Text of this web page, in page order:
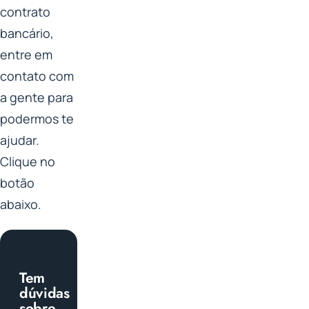
contrato
bancário,
entre em
contato com
a gente para
podermos te
ajudar.
Clique no
botão
abaixo.
Tem
dúvidas